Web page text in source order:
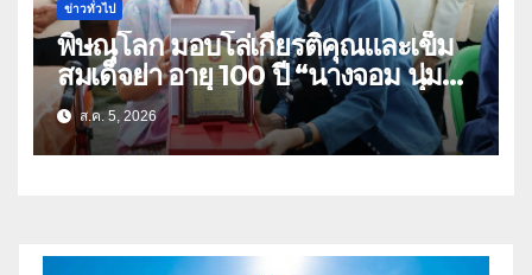
ข่าวทั่วไป
พิษณุโลก มอบโล่เกียรติคุณและเข็ม
สมเด็จย่า อายุ 100 ปี “นางจอม นุ่ม
เนตร” ตำบลบ้านกร่าง อำเภอเมือง
ส.ค. 5, 2026